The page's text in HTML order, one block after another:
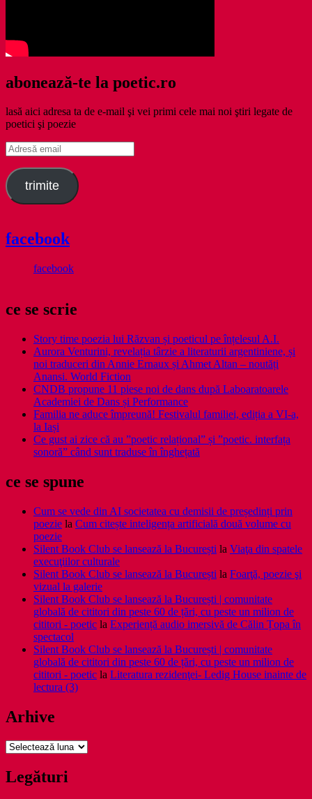
abonează-te la poetic.ro
lasă aici adresa ta de e-mail şi vei primi cele mai noi ştiri legate de
poetici şi poezie
Adresă
email
trimite
facebook
facebook
ce se scrie
Story time poezia lui Răzvan și poeticul pe înțelesul A.I.
Aurora Venturini, revelația târzie a literaturii argentiniene, și
noi traduceri din Annie Ernaux și Ahmet Altan – noutăți
Anansi. World Fiction
CNDB propune 11 piese noi de dans după Laboaratoarele
Academiei de Dans și Performance
Familia ne aduce împreună! Festivalul familiei, ediția a VI-a,
la Iași
Ce gust ai zice că au ”poetic relațional” și ”poetic. interfața
sonoră” când sunt traduse în înghețată
ce se spune
Cum se vede din AI societatea cu demisii de președinți prin
poezie la Cum citește inteligența artificială două volume cu
poezie
Silent Book Club se lansează la București la Viaţa din spatele
execuţiilor culturale
Silent Book Club se lansează la București la Foarţă, poezie şi
vizual la galerie
Silent Book Club se lansează la București | comunitate
globală de cititori din peste 60 de țări, cu peste un milion de
cititori - poetic la Experiență audio imersivă de Călin Țopa în
spectacol
Silent Book Club se lansează la București | comunitate
globală de cititori din peste 60 de țări, cu peste un milion de
cititori - poetic la Literatura rezidenţei- Ledig House inainte de
lectura (3)
Arhive
Arhive
Legături